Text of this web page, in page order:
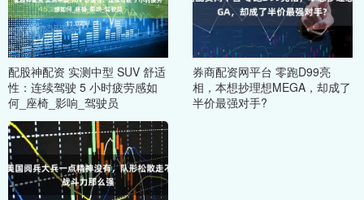
配股神配资 实测中型 SUV 舒适
性：连续驾驶 5 小时疲劳感如
何_座椅_影响_驾驶员
券商配资网平台 零跑D99亮
相，本想抄理想MEGA，却成了
半价最强对手?